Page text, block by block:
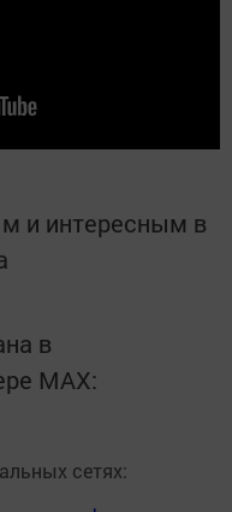
и интересным в
в
MАХ:
сетях: